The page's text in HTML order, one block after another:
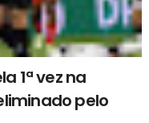
1ª vez na
pelo